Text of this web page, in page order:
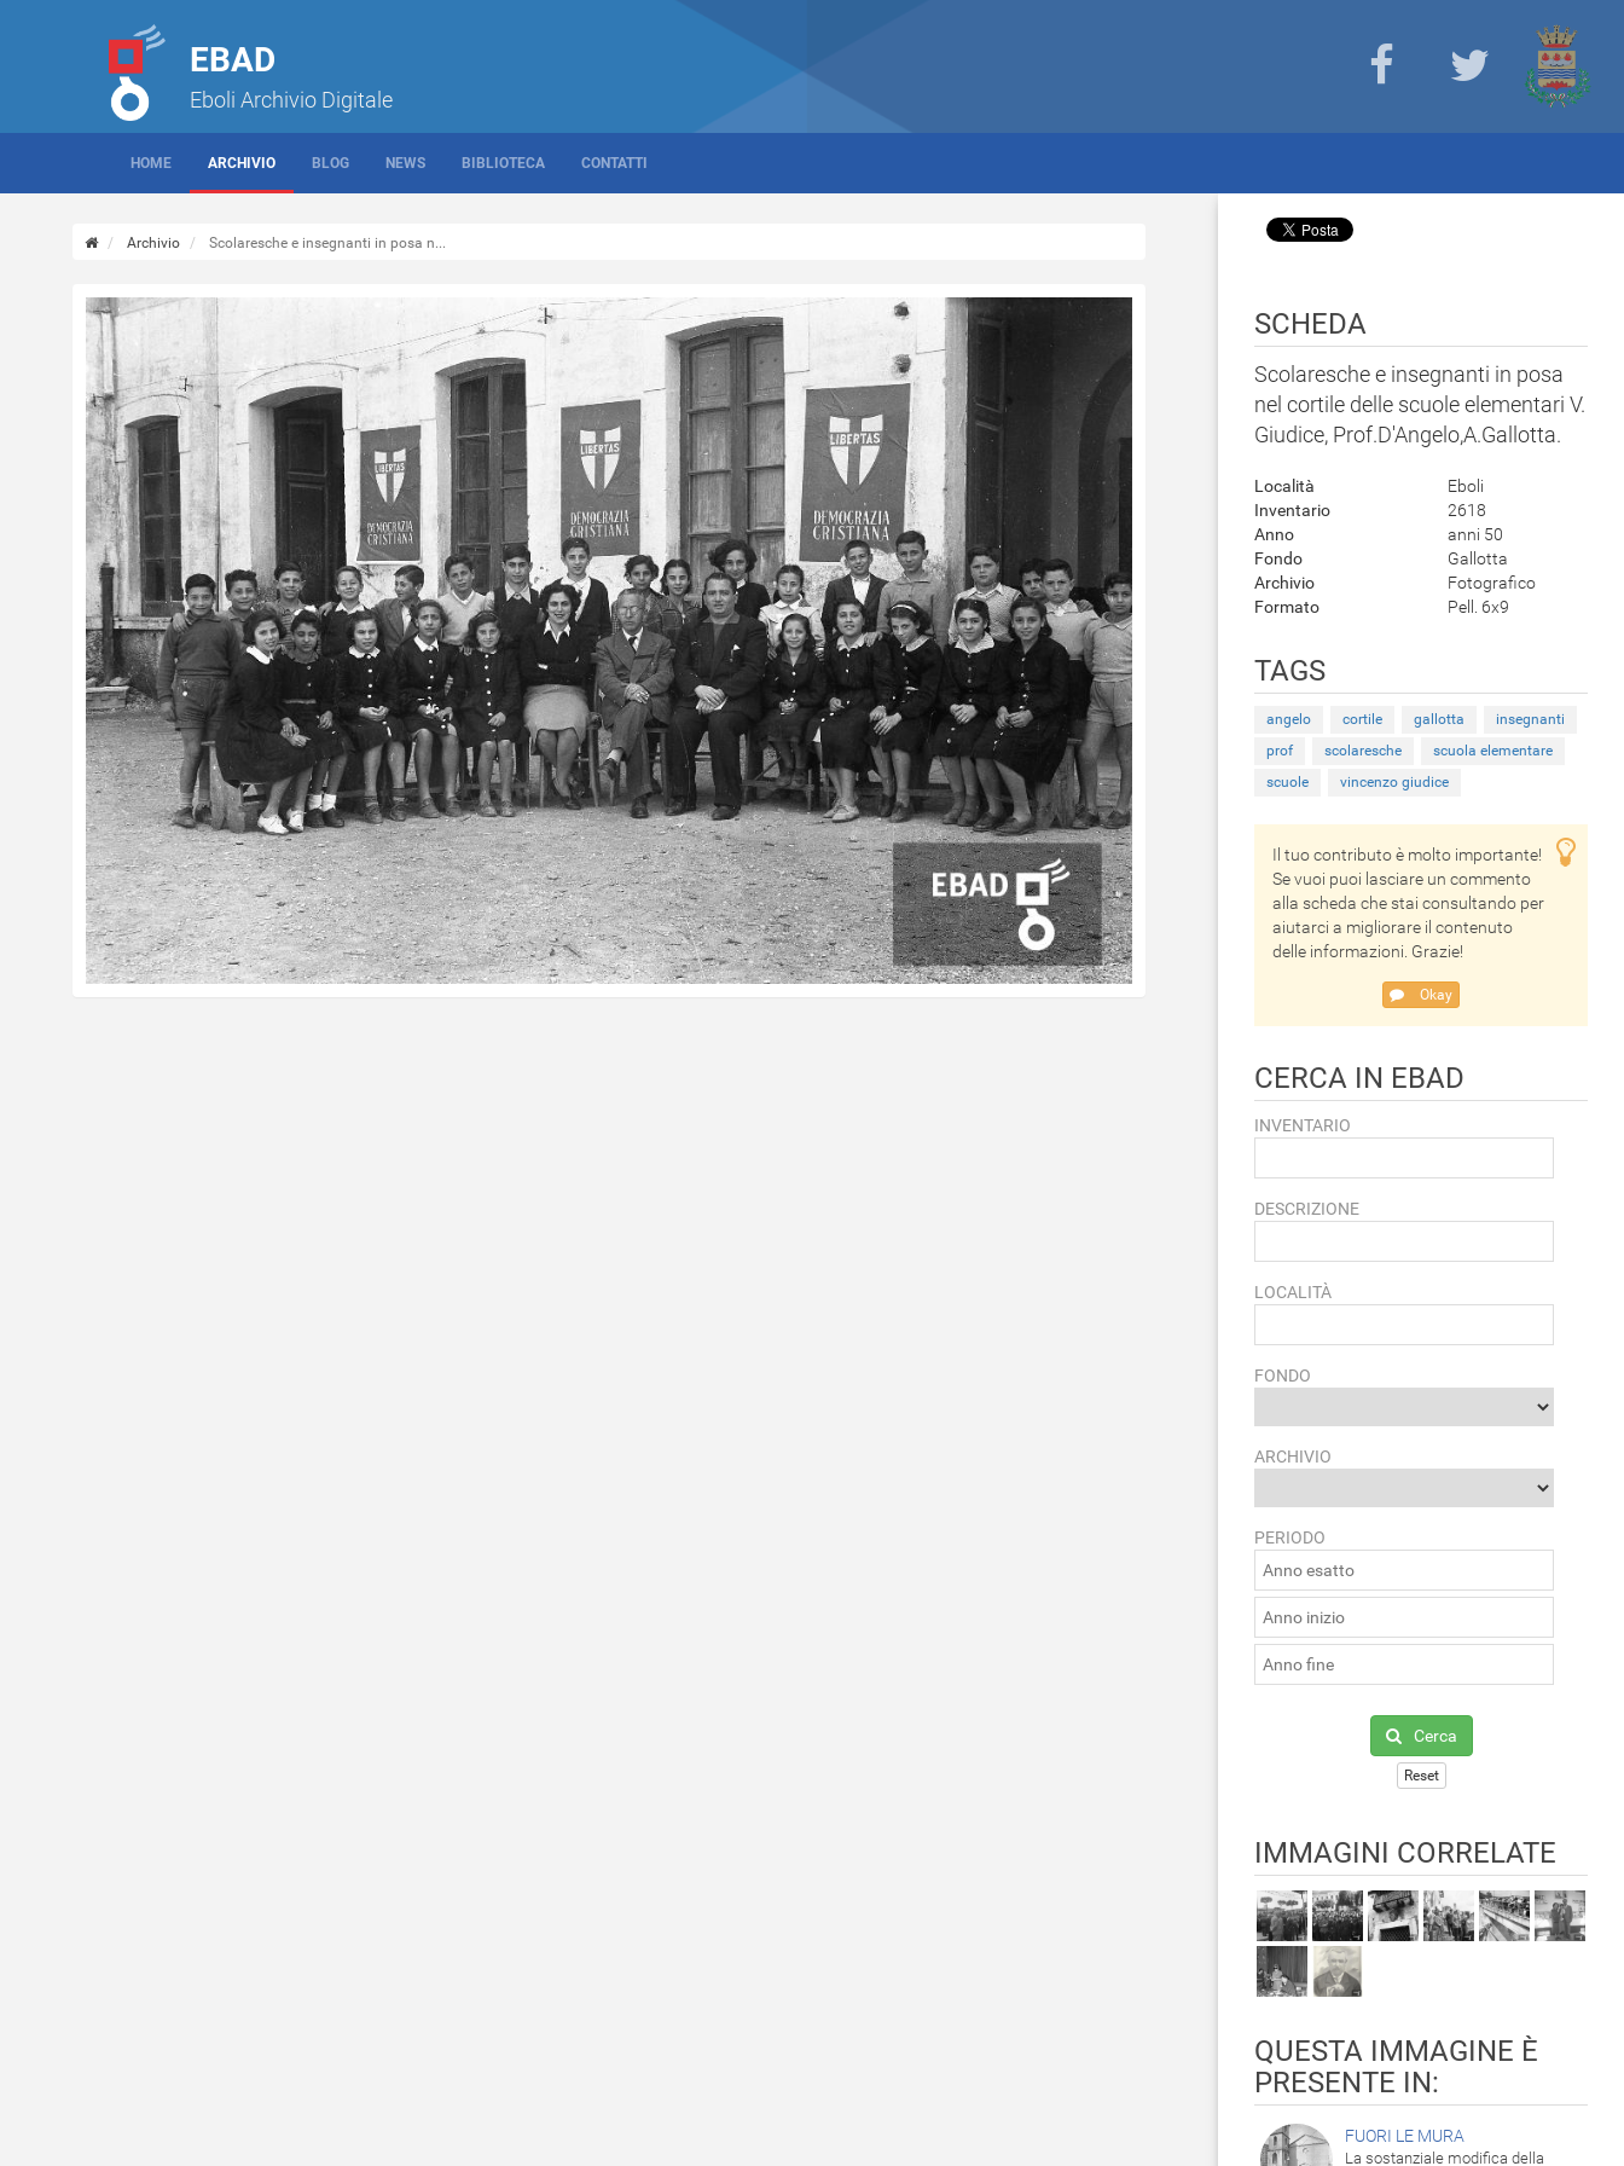
EBAD
Eboli Archivio Digitale
HOME ARCHIVIO BLOG NEWS BIBLIOTECA CONTATTI
Archivio Scolaresche e insegnanti in posa n...
SCHEDA
Scolaresche e insegnanti in posa
nel cortile delle scuole elementari V.
Giudice, Prof.D'Angelo,A.Gallotta.
Località
Eboli
Inventario
2618
Anno
anni 50
Fondo
Gallotta
Archivio
Fotografico
Formato
Pell. 6x9
TAGS
angelo cortile gallotta
insegnanti
prof
scolaresche
scuola elementare
scuole
vincenzo giudice
Il tuo contributo è molto importante!
Se vuoi puoi lasciare un commento
alla scheda che stai consultando per
aiutarci a migliorare il contenuto
delle informazioni. Grazie!
Okay
CERCA IN EBAD
INVENTARIO
DESCRIZIONE
LOCALITÀ
FONDO
ARCHIVIO
PERIODO
Cerca
Reset
IMMAGINI CORRELATE
QUESTA IMMAGINE È
PRESENTE IN:
FUORI LE MURA
La sostanziale modifica della